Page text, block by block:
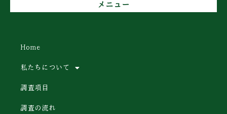
メニュー
Home
私たちについて
調査項目
調査の流れ